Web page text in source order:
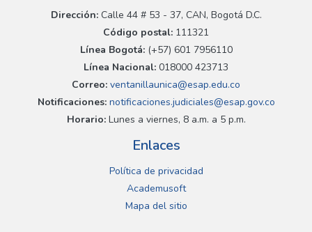
Dirección:Calle 44 # 53 - 37, CAN, Bogotá D.C.
Código postal: 111321
Línea Bogotá:(+57) 601 7956110
Línea Nacional: 018000 423713
Correo: ventanillaunica@esap.edu.co
Notificaciones:notificaciones.judiciales@esap.gov.co
Horario:Lunes a viernes, 8 a.m. a 5 p.m.
Enlaces
Política de privacidad
Academusoft
Mapa del sitio